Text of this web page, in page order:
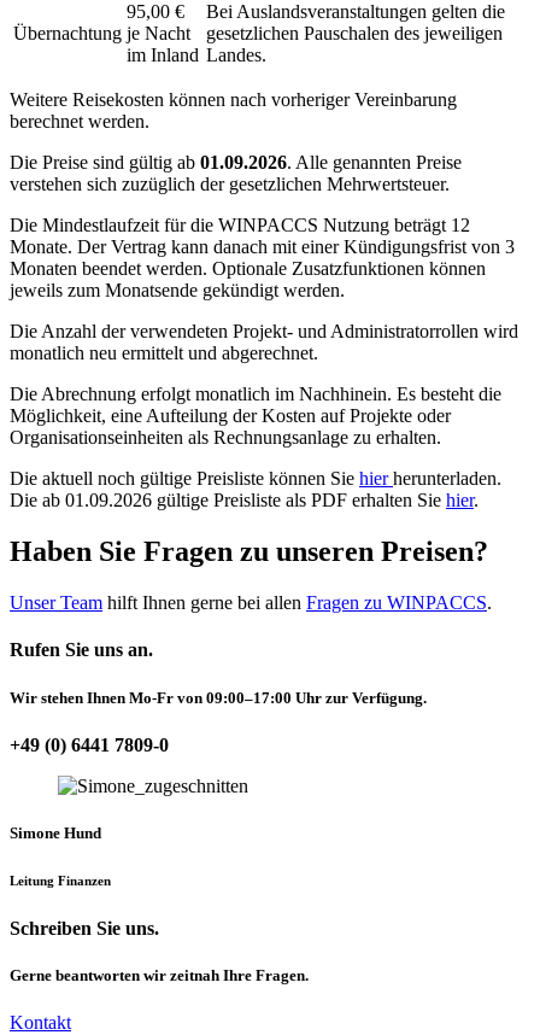
Übernachtung
95,00 €
je Nacht
im Inland
Bei Auslandsveranstaltungen gelten die
gesetzlichen Pauschalen des jeweiligen
Landes.
Weitere Reisekosten können nach vorheriger Vereinbarung
berechnet werden.
Die Preise sind gültig ab 01.09.2026. Alle genannten Preise
verstehen sich zuzüglich der gesetzlichen Mehrwertsteuer.
Die Mindestlaufzeit für die WINPACCS Nutzung beträgt 12
Monate. Der Vertrag kann danach mit einer Kündigungsfrist von 3
Monaten beendet werden. Optionale Zusatzfunktionen können
jeweils zum Monatsende gekündigt werden.
Die Anzahl der verwendeten Projekt- und Administratorrollen wird
monatlich neu ermittelt und abgerechnet.
Die Abrechnung erfolgt monatlich im Nachhinein. Es besteht die
Möglichkeit, eine Aufteilung der Kosten auf Projekte oder
Organisationseinheiten als Rechnungsanlage zu erhalten.
Die aktuell noch gültige Preisliste können Sie hierherunterladen.
Die ab 01.09.2026 gültige Preisliste als PDF erhalten Sie hier.
Haben Sie Fragen zu unseren Preisen?
Unser Team hilft Ihnen gerne bei allen Fragen zu WINPACCS.
Rufen Sie uns an.
Wir stehen Ihnen Mo-Fr von 09:00–17:00 Uhr zur Verfügung.
+49 (0) 6441 7809-0
Simone Hund
Leitung Finanzen
Schreiben Sie uns.
Gerne beantworten wir zeitnah Ihre Fragen.
Kontakt